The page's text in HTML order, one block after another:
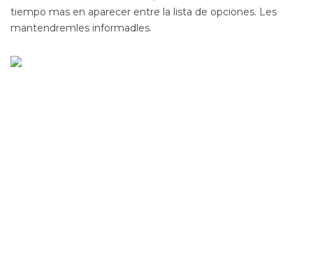
tiempo mas en aparecer entre la lista de opciones. Les
mantendremles informadles.